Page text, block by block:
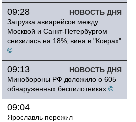
НОВОСТЬ ДНЯ
09:28
Загрузка авиарейсов между
Москвой и Санкт-Петербургом
снизилась на 18%, вина в "Коврах"
©
НОВОСТЬ ДНЯ
09:13
Минобороны РФ доложило о 605
обнаруженных беспилотниках ©
09:04
Ярославль пережил